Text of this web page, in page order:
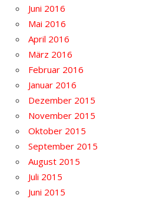
Juni 2016
Mai 2016
April 2016
März 2016
Februar 2016
Januar 2016
Dezember 2015
November 2015
Oktober 2015
September 2015
August 2015
Juli 2015
Juni 2015